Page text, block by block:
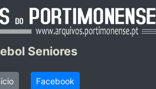
Seniores
Facebook